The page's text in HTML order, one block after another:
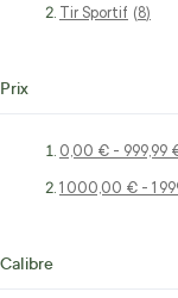
Tir Sportif 8
articles
Prix
0,00 € - 999,99
1 000,00 € - 1
Calibre